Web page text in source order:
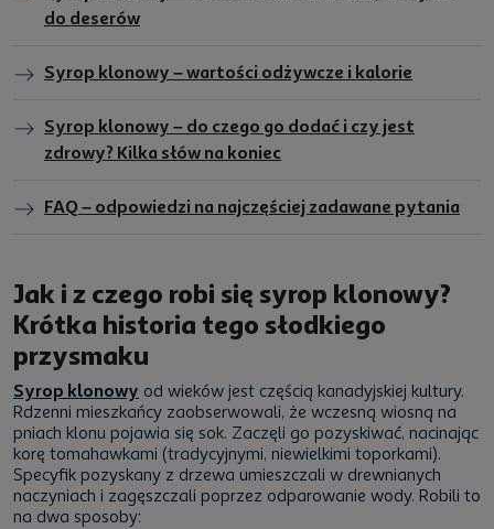
do deserów
Syrop klonowy – wartości odżywcze i kalorie
Syrop klonowy – do czego go dodać i czy jest
zdrowy? Kilka słów na koniec
FAQ – odpowiedzi na najczęściej zadawane pytania
Jak i z czego robi się syrop klonowy?
Krótka historia tego słodkiego
przysmaku
Syrop klonowy od wieków jest częścią kanadyjskiej kultury.
Rdzenni mieszkańcy zaobserwowali, że wczesną wiosną na
pniach klonu pojawia się sok. Zaczęli go pozyskiwać, nacinając
korę tomahawkami (tradycyjnymi, niewielkimi toporkami).
Specyfik pozyskany z drzewa umieszczali w drewnianych
naczyniach i zagęszczali poprzez odparowanie wody. Robili to
na dwa sposoby: